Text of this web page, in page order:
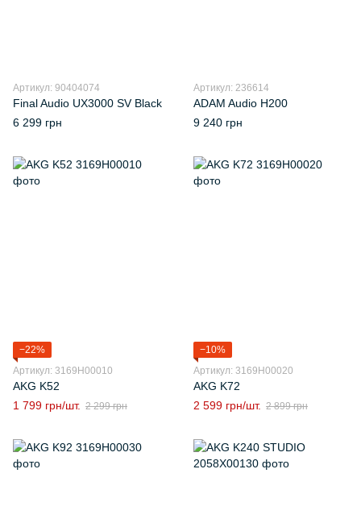
Артикул: 90404074
Final Audio UX3000 SV Black
6 299 грн
Артикул: 236614
ADAM Audio H200
9 240 грн
−22%
Артикул: 3169H00010
AKG K52
1 799 грн/шт. 2 299 грн
−10%
Артикул: 3169H00020
AKG K72
2 599 грн/шт. 2 899 грн